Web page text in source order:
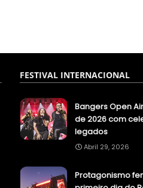
FESTIVAL INTERNACIONAL
Bangers Open
de 2026 com
legados
Abril 29, 2026
Protagonismo